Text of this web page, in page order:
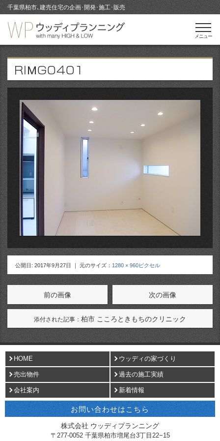
千葉県柏市､建売住宅の企画･開発･施工･販売
メニュー
RIMG0401
公開日: 2017年9月27日 ｜ 元のサイズ： 1280 × 960ピクセル
前の画像 次の画像
添付された記事： 柏市 こころときもちのクリニック
HOME ウッディの家づくり
売出物件 過去の施工実績
会社案内 新着情報
お問い合わせはこちら
株式会社 ウッディプランニング
〒 277-0052 千葉県柏市増尾台3丁目22−15